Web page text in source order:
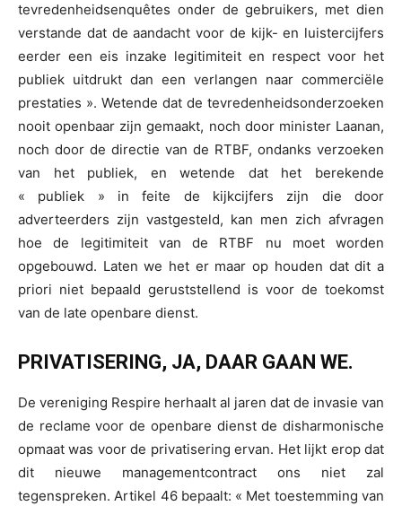
tevredenheidsenquêtes onder de gebruikers, met dien
verstande dat de aandacht voor de kijk- en luistercijfers
eerder een eis inzake legitimiteit en respect voor het
publiek uitdrukt dan een verlangen naar commerciële
prestaties ». Wetende dat de tevredenheidsonderzoeken
nooit openbaar zijn gemaakt, noch door minister Laanan,
noch door de directie van de RTBF, ondanks verzoeken
van het publiek, en wetende dat het berekende
« publiek » in feite de kijkcijfers zijn die door
adverteerders zijn vastgesteld, kan men zich afvragen
hoe de legitimiteit van de RTBF nu moet worden
opgebouwd. Laten we het er maar op houden dat dit a
priori niet bepaald geruststellend is voor de toekomst
van de late openbare dienst.
PRIVATISERING, JA, DAAR GAAN WE.
De vereniging Respire herhaalt al jaren dat de invasie van
de reclame voor de openbare dienst de disharmonische
opmaat was voor de privatisering ervan. Het lijkt erop dat
dit nieuwe managementcontract ons niet zal
tegenspreken. Artikel 46 bepaalt: « Met toestemming van